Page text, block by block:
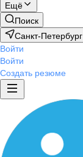
Ещё
Поиск
Санкт-Петербург
Войти
Войти
Создать резюме